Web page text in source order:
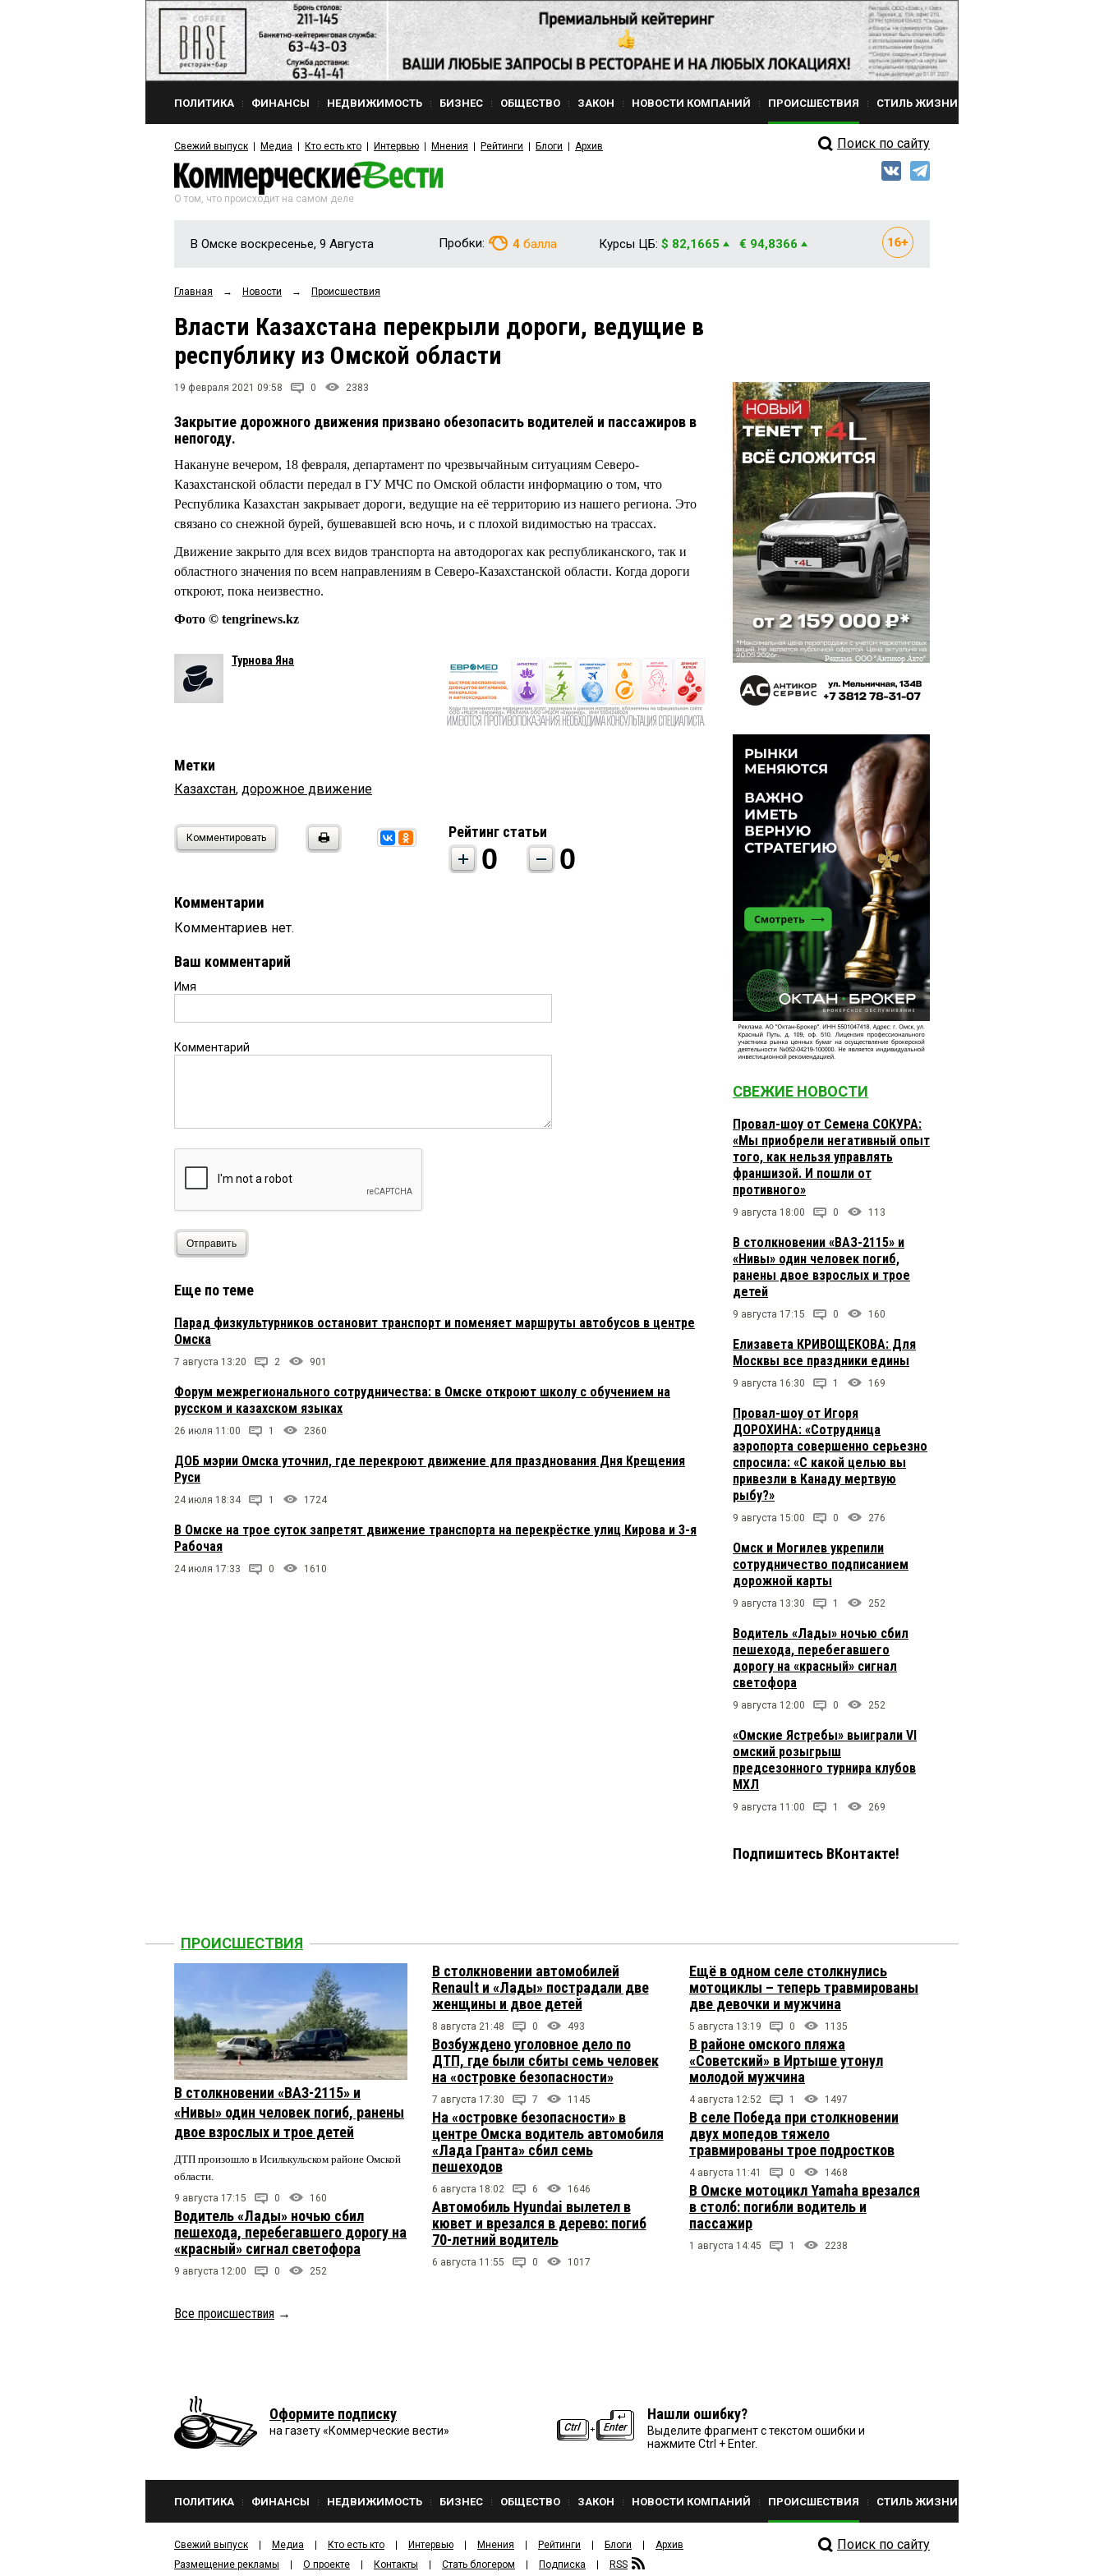
ПОЛИТИКА ФИНАНСЫ НЕДВИЖИМОСТЬ БИЗНЕС ОБЩЕСТВО ЗАКОН НОВОСТИ КОМПАНИЙ ПРОИСШЕСТВИЯ СТИЛЬ ЖИЗНИ
Свежий выпуск Медиа Кто есть кто Интервью Мнения Рейтинги Блоги Архив Поиск по сайту
О том, что происходит на самом деле
В Омске воскресенье, 9 Августа Пробки: 4 балла Курсы ЦБ: $ 82,1665 € 94,8366
Главная → Новости → Происшествия
Власти Казахстана перекрыли дороги, ведущие в
республику из Омской области
19 февраля 2021 09:58 0 2383
Закрытие дорожного движения призвано обезопасить водителей и пассажиров в
непогоду.
Накануне вечером, 18 февраля, департамент по чрезвычайным ситуациям Северо-
Казахстанской области передал в ГУ МЧС по Омской области информацию о том, что
Республика Казахстан закрывает дороги, ведущие на её территорию из нашего региона. Это
связано со снежной бурей, бушевавшей всю ночь, и с плохой видимостью на трассах.
Движение закрыто для всех видов транспорта на автодорогах как республиканского, так и
областного значения по всем направлениям в Северо-Казахстанской области. Когда дороги
откроют, пока неизвестно.
Фото © tengrinews.kz
Турнова Яна
Метки
Казахстан, дорожное движение
Комментировать Рейтинг статьи
0 0
Комментарии
Комментариев нет.
Ваш комментарий
Имя
Комментарий
Отправить
Еще по теме
Парад физкультурников остановит транспорт и поменяет маршруты автобусов в центре
Омска
7 августа 13:20 2 901
Форум межрегионального сотрудничества: в Омске откроют школу с обучением на
русском и казахском языках
26 июля 11:00 1 2360
ДОБ мэрии Омска уточнил, где перекроют движение для празднования Дня Крещения
Руси
24 июля 18:34 1 1724
В Омске на трое суток запретят движение транспорта на перекрёстке улиц Кирова и 3-я
Рабочая
24 июля 17:33 0 1610
СВЕЖИЕ НОВОСТИ
Провал-шоу от Семена СОКУРА:
«Мы приобрели негативный опыт
того, как нельзя управлять
франшизой. И пошли от
противного»
9 августа 18:00 0 113
В столкновении «ВАЗ-2115» и
«Нивы» один человек погиб,
ранены двое взрослых и трое
детей
9 августа 17:15 0 160
Елизавета КРИВОЩЕКОВА: Для
Москвы все праздники едины
9 августа 16:30 1 169
Провал-шоу от Игоря
ДОРОХИНА: «Сотрудница
аэропорта совершенно серьезно
спросила: «С какой целью вы
привезли в Канаду мертвую
рыбу?»
9 августа 15:00 0 276
Омск и Могилев укрепили
сотрудничество подписанием
дорожной карты
9 августа 13:30 1 252
Водитель «Лады» ночью сбил
пешехода, перебегавшего
дорогу на «красный» сигнал
светофора
9 августа 12:00 0 252
«Омские Ястребы» выиграли VI
омский розыгрыш
предсезонного турнира клубов
МХЛ
9 августа 11:00 1 269
Подпишитесь ВКонтакте!
ПРОИСШЕСТВИЯ
В столкновении «ВАЗ-2115» и
«Нивы» один человек погиб, ранены
двое взрослых и трое детей
ДТП произошло в Исилькульском районе Омской
области.
9 августа 17:15 0 160
Водитель «Лады» ночью сбил
пешехода, перебегавшего дорогу на
«красный» сигнал светофора
9 августа 12:00 0 252
В столкновении автомобилей
Renault и «Лады» пострадали две
женщины и двое детей
8 августа 21:48 0 493
Возбуждено уголовное дело по
ДТП, где были сбиты семь человек
на «островке безопасности»
7 августа 17:30 7 1145
На «островке безопасности» в
центре Омска водитель автомобиля
«Лада Гранта» сбил семь
пешеходов
6 августа 18:02 6 1646
Автомобиль Hyundai вылетел в
кювет и врезался в дерево: погиб
70-летний водитель
6 августа 11:55 0 1017
Ещё в одном селе столкнулись
мотоциклы – теперь травмированы
две девочки и мужчина
5 августа 13:19 0 1135
В районе омского пляжа
«Советский» в Иртыше утонул
молодой мужчина
4 августа 12:52 1 1497
В селе Победа при столкновении
двух мопедов тяжело
травмированы трое подростков
4 августа 11:41 0 1468
В Омске мотоцикл Yamaha врезался
в столб: погибли водитель и
пассажир
1 августа 14:45 1 2238
Все происшествия →
Оформите подписку
на газету «Коммерческие вести»
Нашли ошибку?
Выделите фрагмент с текстом ошибки и
нажмите Ctrl + Enter.
ПОЛИТИКА ФИНАНСЫ НЕДВИЖИМОСТЬ БИЗНЕС ОБЩЕСТВО ЗАКОН НОВОСТИ КОМПАНИЙ ПРОИСШЕСТВИЯ СТИЛЬ ЖИЗНИ
Свежий выпуск Медиа Кто есть кто Интервью Мнения Рейтинги Блоги
Архив
Размещение рекламы
О проекте Контакты Стать блогером Подписка RSS
Поиск по сайту